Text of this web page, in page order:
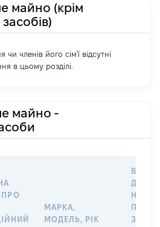
майно (крім
членів його сім'ї відсутні
в цьому розділі.
майно -
ПРО
МАРКА,
МОДЕЛЬ, РІК
ДАТУ
ЗА